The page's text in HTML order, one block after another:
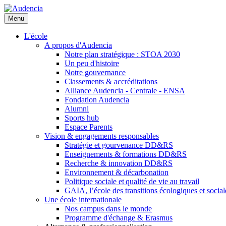
Aller
au
contenu
principal
Menu
L'école
A propos d'Audencia
Notre plan stratégique : STOA 2030
Un peu d'histoire
Notre gouvernance
Classements & accréditations
Alliance Audencia - Centrale - ENSA
Fondation Audencia
Alumni
Sports hub
Espace Parents
Vision & engagements responsables
Stratégie et gourvenance DD&RS
Enseignements & formations DD&RS
Recherche & innovation DD&RS
Environnement & décarbonation
Politique sociale et qualité de vie au travail
GAIA, l’école des transitions écologiques et
Une école internationale
Nos campus dans le monde
Programme d'échange & Erasmus